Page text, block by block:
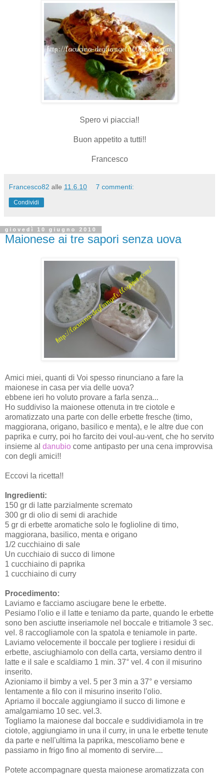
Spero vi piaccia!!
Buon appetito a tutti!!
Francesco
Francesco82 alle 11.6.10 7 commenti:
Condividi
giovedì 10 giugno 2010
Maionese ai tre sapori senza uova
Amici miei, quanti di Voi spesso rinunciano a fare la
maionese in casa per via delle uova?
ebbene ieri ho voluto provare a farla senza...
Ho suddiviso la maionese ottenuta in tre ciotole e
aromatizzato una parte con delle erbette fresche (timo,
maggiorana, origano, basilico e menta), e le altre due con
paprika e curry, poi ho farcito dei voul-au-vent, che ho servito
insieme al danubio come antipasto per una cena improvvisa
con degli amici!!
Eccovi la ricetta!!
Ingredienti:
150 gr di latte parzialmente scremato
300 gr di olio di semi di arachide
5 gr di erbette aromatiche solo le foglioline di timo,
maggiorana, basilico, menta e origano
1/2 cucchiaino di sale
Un cucchiaio di succo di limone
1 cucchiaino di paprika
1 cucchiaino di curry
Procedimento:
Laviamo e facciamo asciugare bene le erbette.
Pesiamo l'olio e il latte e teniamo da parte, quando le erbette
sono ben asciutte inseriamole nel boccale e tritiamole 3 sec.
vel. 8 raccogliamole con la spatola e teniamole in parte.
Laviamo velocemente il boccale per togliere i residui di
erbette, asciughiamolo con della carta, versiamo dentro il
latte e il sale e scaldiamo 1 min. 37° vel. 4 con il misurino
inserito.
Azioniamo il bimby a vel. 5 per 3 min a 37° e versiamo
lentamente a filo con il misurino inserito l'olio.
Apriamo il boccale aggiungiamo il succo di limone e
amalgamiamo 10 sec. vel.3.
Togliamo la maionese dal boccale e suddividiamola in tre
ciotole, aggiungiamo in una il curry, in una le erbette tenute
da parte e nell'ultima la paprika, mescoliamo bene e
passiamo in frigo fino al momento di servire....
Potete accompagnare questa maionese aromatizzata con